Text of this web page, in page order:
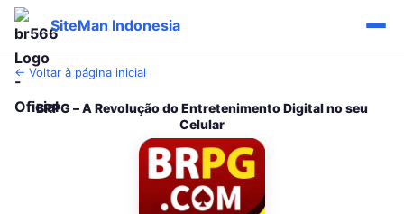
SiteMan Indonesia
← Voltar à página inicial
BRPG – A Revolução do Entretenimento Digital no seu
Celular